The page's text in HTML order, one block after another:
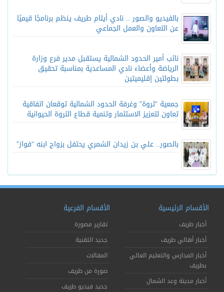
بالفيديو والصور .. نادي أيتام طريف ينظم برنامجًا قيميًا
عن التعاون والعمل الجماعي
نائب أمير الحدود الشمالية يستقبل مدير فرع وزارة
الرياضة وأعضاء نادي المساعدية بمناسبة تحقيق
بطولتين إقليميتين
جمعية “ثروة” وغرفة الحدود الشمالية توقعان اتفاقية
تعاون لتعزيز الاستثمار وتنمية قطاع الثروة الحيوانية
بالصور.. علي بن زيدان الشمري يحتفل بزواج ابنه “فواز”
الأقسام الرئيسية
أخبار طريف
أخبار أهالي طريف
أخبار المدارس والتعليم العالي
بطريف
أخبار مدينة وعد الشمال
الأقسام الفرعية
تقارير مصورة
جديد التقنية
المقالات
صورة من طريف
جديد فيديو طريف